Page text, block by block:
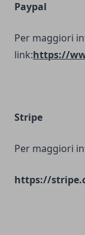
Paypal
Per maggiori
link:https://
Stripe
Per maggiori
https://